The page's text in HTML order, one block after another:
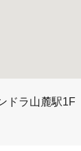
ドラ山麓駅1F